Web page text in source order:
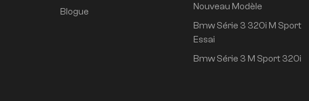
Blogue
Nouveau Modèle
Bmw Série 3 320i M Sport
Essai
Bmw Série 3 M Sport 320i